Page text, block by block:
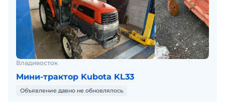
Владивосток
Мини-трактор Kubota KL33
Объявление давно не обновлялось